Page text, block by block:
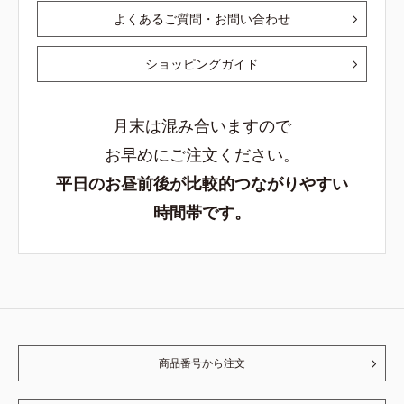
よくあるご質問・お問い合わせ
ショッピングガイド
月末は混み合いますので
お早めにご注文ください。
平日のお昼前後が比較的つながりやすい
時間帯です。
商品番号から注文